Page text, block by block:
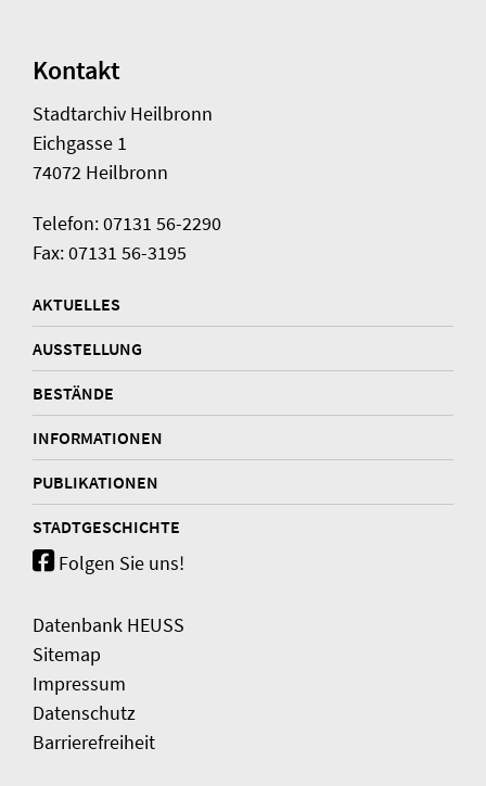
Kontakt
Stadtarchiv Heilbronn
Eichgasse 1
74072 Heilbronn
Telefon: 07131 56-2290
Fax: 07131 56-3195
AKTUELLES
AUSSTELLUNG
BESTÄNDE
INFORMATIONEN
PUBLIKATIONEN
STADTGESCHICHTE
Folgen Sie uns!
Datenbank HEUSS
Sitemap
Impressum
Datenschutz
Barrierefreiheit